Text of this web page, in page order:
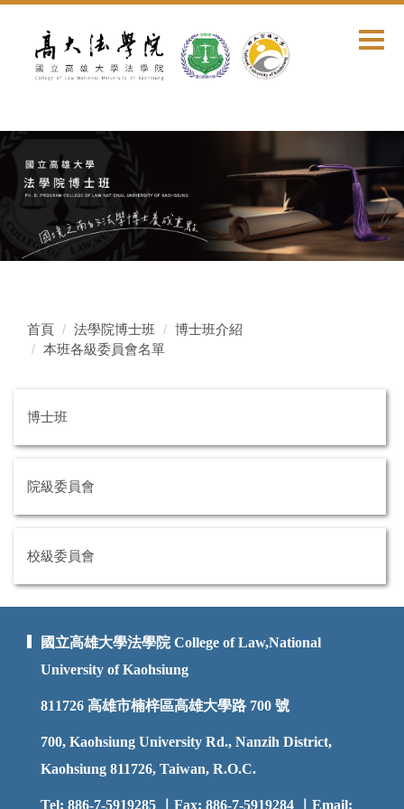
區
首頁 法學院博士班
博士班介紹
本班各級委員會名單
博士班
院級委員會
校級委員會
國立高雄大學法學院 College of Law,National
University of Kaohsiung
811726 高雄市楠梓區高雄大學路 700 號
700, Kaohsiung University Rd., Nanzih District,
Kaohsiung 811726, Taiwan, R.O.C.
Tel: 886-7-5919285 ｜Fax: 886-7-5919284 ｜Email: